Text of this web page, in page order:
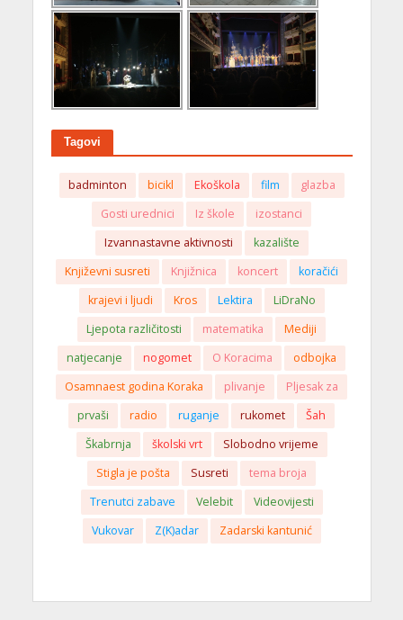
Tagovi
badminton bicikl Ekoškola film
glazba
Gosti urednici
Iz škole
izostanci
Izvannastavne aktivnosti
kazalište
Književni susreti
Knjižnica koncert
koračići
krajevi i ljudi
Kros Lektira
LiDraNo
Ljepota različitosti
matematika
Mediji
natjecanje
nogomet O Koracima
odbojka
Osamnaest godina Koraka
plivanje
Pljesak za
prvaši
radio ruganje rukomet
Šah
Škabrnja
školski vrt
Slobodno vrijeme
Stigla je pošta
Susreti
tema broja
Trenutci zabave
Velebit
Videovijesti
Vukovar
Z(K)adar Zadarski kantunić